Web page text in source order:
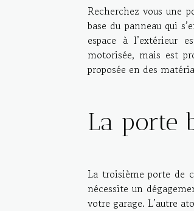
Recherchez vous une
base du panneau qui
espace à l’extérieur
motorisée, mais est
proposée en des
La porte
La troisième porte de
nécessite un
votre garage. L’autre